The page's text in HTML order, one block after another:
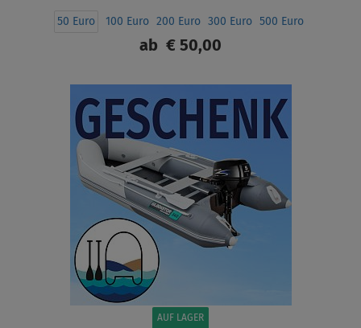
50 Euro 100 Euro 200 Euro 300 Euro 500 Euro
ab € 50,00
ANZEIGEN
AUF LAGER